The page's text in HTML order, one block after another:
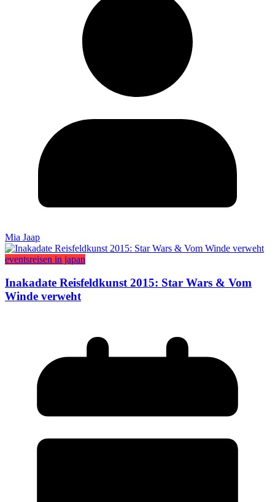
Mia Jaap
eventsreisen in japan
Inakadate Reisfeldkunst 2015: Star Wars & Vom
Winde verweht